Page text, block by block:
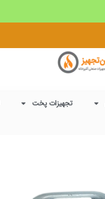
تجهیزات پخت